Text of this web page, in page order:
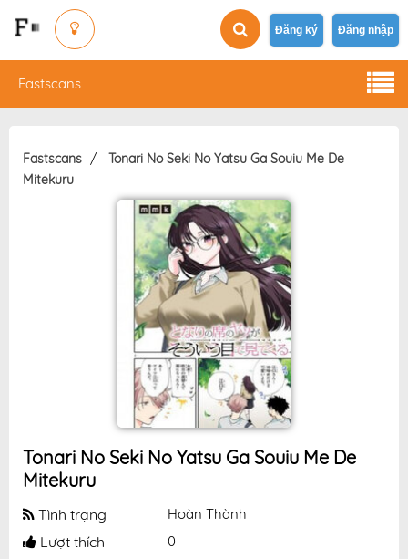
Đăng ký Đăng nhập
Fastscans
Fastscans
Tonari No Seki No Yatsu Ga Souiu Me De
Mitekuru
Tonari No Seki No Yatsu Ga Souiu Me De
Mitekuru
Tình trạng Hoàn Thành
Lượt thích 0